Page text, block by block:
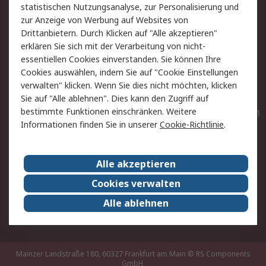
Hilfe
Privatkunden
Rechtliches
AGB
Datenschutz
Cookie-Richtlinie
Zahlungsbedingungen
Copyright/Impressum
Entsorgung
Elektrogeräte/Batterien
RS weltweit
Karriere bei RS
Nachhaltigkeit
Qualität/Umwelt/ZertifikatePresse-Center
Event-Center
Mainzer Landstraße 180, 60327 Frankfurt am Main © RS Components
GmbH,
statistischen Nutzungsanalyse, zur Personalisierung und
zur Anzeige von Werbung auf Websites von
Drittanbietern. Durch Klicken auf "Alle akzeptieren"
erklären Sie sich mit der Verarbeitung von nicht-
essentiellen Cookies einverstanden. Sie können Ihre
Cookies auswählen, indem Sie auf "Cookie Einstellungen
verwalten" klicken. Wenn Sie dies nicht möchten, klicken
Sie auf "Alle ablehnen". Dies kann den Zugriff auf
bestimmte Funktionen einschränken. Weitere
Informationen finden Sie in unsererCookie-Richtlinie.
Alle akzeptieren
Cookies verwalten
Alle ablehnen